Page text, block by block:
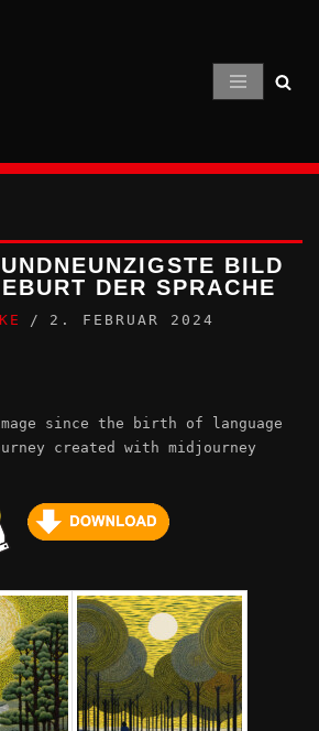
BILD
DER SPRACHE
2. FEBRUAR 2024
since the birth of language
created with midjourney